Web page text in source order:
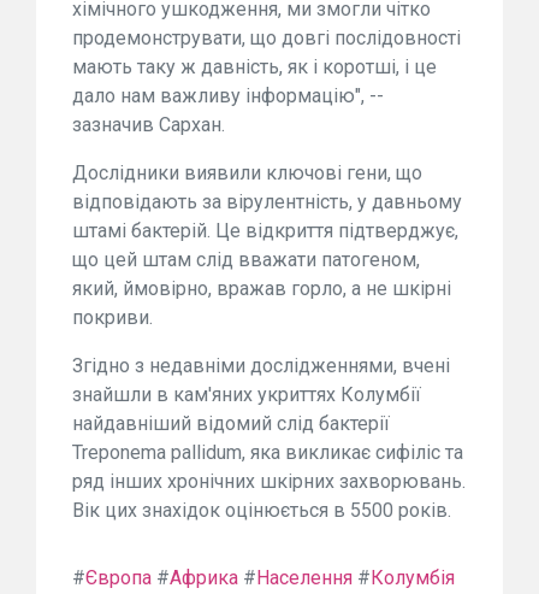
хімічного ушкодження, ми змогли чітко
продемонструвати, що довгі послідовності
мають таку ж давність, як і коротші, і це
дало нам важливу інформацію", --
зазначив Сархан.
Дослідники виявили ключові гени, що
відповідають за вірулентність, у давньому
штамі бактерій. Це відкриття підтверджує,
що цей штам слід вважати патогеном,
який, ймовірно, вражав горло, а не шкірні
покриви.
Згідно з недавніми дослідженнями, вчені
знайшли в кам'яних укриттях Колумбії
найдавніший відомий слід бактерії
Treponema pallidum, яка викликає сифіліс та
ряд інших хронічних шкірних захворювань.
Вік цих знахідок оцінюється в 5500 років.
#Європа #Африка # Населення # Колумбія